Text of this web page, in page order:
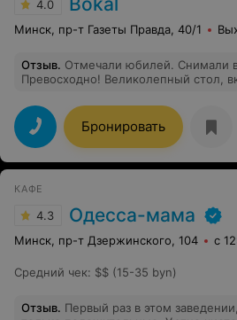
4.0
Минск, пр-т Газеты Правда, 40/1
Отзыв. Отмечали юбилей. Снимали
Превосходно! Великолепный стол,
окустика. Классная диджей!
директор пошли навстречу во всех
Бронировать
КАФЕ
4.3 Одесса-мама
Минск, пр-т Дзержинского, 104 с
Средний чек: $$ (15-35 byn)
Отзыв. Первый раз в этом